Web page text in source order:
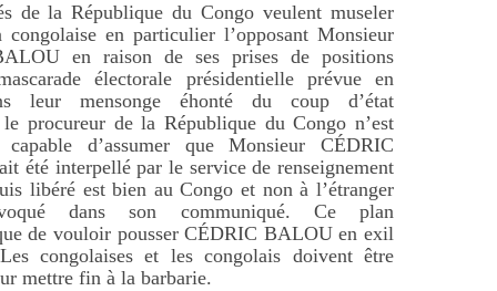
de la République du Congo veulent museler
congolaise en particulier l’opposant Monsieur
en raison de ses prises de positions
électorale présidentielle prévue en
leur mensonge éhonté du coup d’état
procureur de la République du Congo n’est
d’assumer que Monsieur CÉDRIC
été interpellé par le service de renseignement
libéré est bien au Congo et non à l’étranger
dans son communiqué. Ce plan
de vouloir pousser CÉDRIC BALOU en exil
congolaises et les congolais doivent être
mettre fin à la barbarie.